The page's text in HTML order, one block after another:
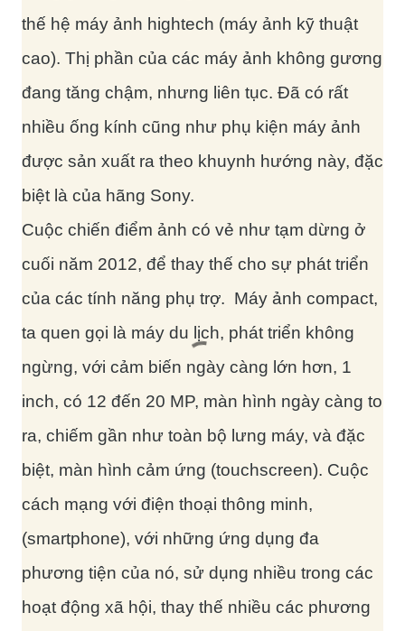
thế hệ máy ảnh hightech (máy ảnh kỹ thuật
cao). Thị phần của các máy ảnh không gương
đang tăng chậm, nhưng liên tục. Đã có rất
nhiều ống kính cũng như phụ kiện máy ảnh
được sản xuất ra theo khuynh hướng này, đặc
biệt là của hãng Sony.
Cuộc chiến điểm ảnh có vẻ như tạm dừng ở
cuối năm 2012, để thay thế cho sự phát triển
của các tính năng phụ trợ. Máy ảnh compact,
ta quen gọi là máy du lịch, phát triển không
ngừng, với cảm biến ngày càng lớn hơn, 1
inch, có 12 đến 20 MP, màn hình ngày càng to
ra, chiếm gần như toàn bộ lưng máy, và đặc
biệt, màn hình cảm ứng (touchscreen). Cuộc
cách mạng với điện thoại thông minh,
(smartphone), với những ứng dụng đa
phương tiện của nó, sử dụng nhiều trong các
hoạt động xã hội, thay thế nhiều các phương